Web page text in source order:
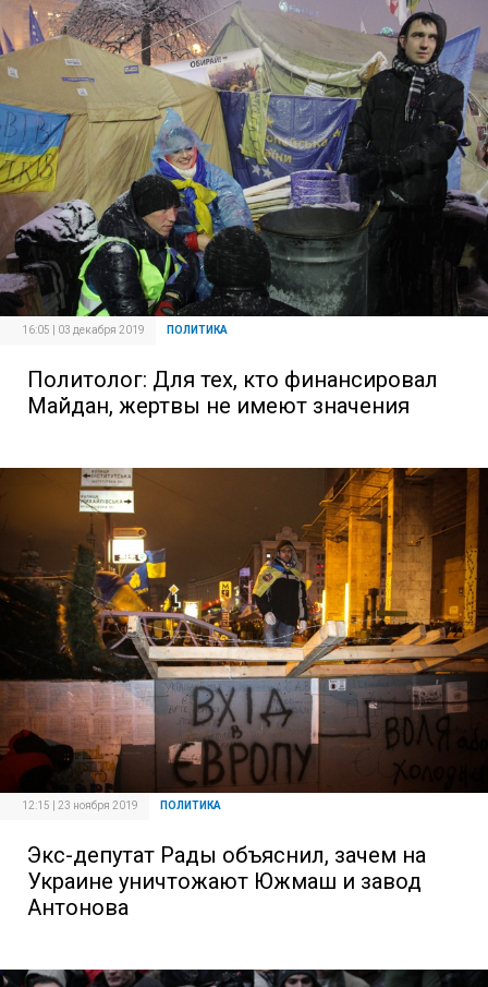
16:05 | 03 декабря 2019 ПОЛИТИКА
Политолог: Для тех, кто финансировал
Майдан, жертвы не имеют значения
12:15 | 23 ноября 2019 ПОЛИТИКА
Экс-депутат Рады объяснил, зачем на
Украине уничтожают Южмаш и завод
Антонова